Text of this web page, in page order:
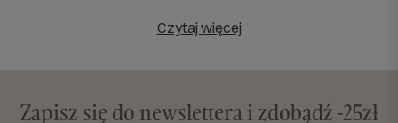
Poszewki na poduszki dla dzieci
Poszewki ozdobne
Czytaj więcej
Zapisz się do newslettera i zdobądź -25zł